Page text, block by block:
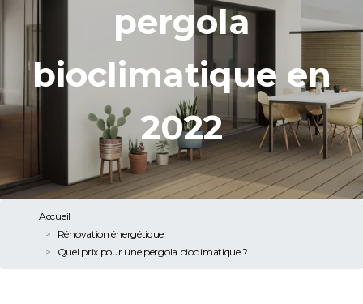
pergola
bioclimatique en
2022
Accueil
Rénovation énergétique
Quel prix pour une pergola bioclimatique ?